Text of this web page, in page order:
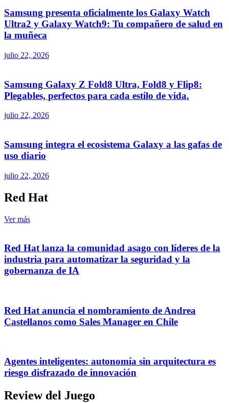
Samsung presenta oficialmente los Galaxy Watch
Ultra2 y Galaxy Watch9: Tu compañero de salud en
la muñeca
julio 22, 2026
Samsung Galaxy Z Fold8 Ultra, Fold8 y Flip8:
Plegables, perfectos para cada estilo de vida.
julio 22, 2026
Samsung integra el ecosistema Galaxy a las gafas de
uso diario
julio 22, 2026
Red Hat
Ver más
Red Hat lanza la comunidad asago con líderes de la
industria para automatizar la seguridad y la
gobernanza de IA
Red Hat anuncia el nombramiento de Andrea
Castellanos como Sales Manager en Chile
Agentes inteligentes: autonomía sin arquitectura es
riesgo disfrazado de innovación
Review del Juego